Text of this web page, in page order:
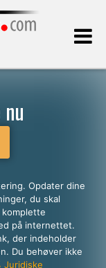
Opdater dine
du skal
på internettet.
der indeholder
Du behøver ikke
Juridiske